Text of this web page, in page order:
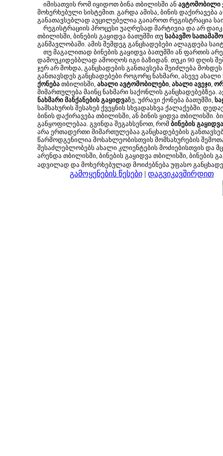
იმისათვის რომ იყიდოთ ბინა თბილისში ან ავტომობილი
მოხერხებული სისტემით. გარდა ამისა, ბინის დაქირავება
განათავსებლად აუცილებელია გაიაროთ რეგისტრაცია
რეგისტრაციის პროცესი უაღრესად მარტივია და არ
თბილისში, ბინების გაყიდვა ბათუმში თუ საბავშო
განმავლობაში. ამის შემდეგ განცხადებები ალაგდება
თუ მაგალითად ბინების გაყიდვა ბათუმში ან ფართის
დამოუკიდებბლად ამოიღოს იგი ბაზიდან. თუკი 90 დღის
ჯერ არ მოხდა, განცხადების განთავსება შეიძლება
განთავსდეს განცხადებები როგორც ნახმარი, ასევე
ქონება თბილისში, ახალი ავტომობილები, ახალი ავეჯი,
მიმართულება მაინც ნახმარი საქონლის
ნახმარი მანქანების გაყიდვაზე, უძრავი ქონება ბათუმში,
სამსახურის შესახებ ქვეყნის სხვადასხვა ქალაქებში.
ბინის დაქირავება თბილისში, ან ბინის ყიდვა თბილისში.
განყოფილებაა. გვინდა შეგახსენოთ, რომ ბინების
არა ერთადერთი მიმართულებაა განცხადებების
წარმოდგენილია მოსახლეობისთვის მომსახურების
შესაძლებლობებს ახალი კლიენტების მოძიებისთვის და
არენდა თბილისში, ბინების გაყიდვა თბილისში, ბინების
ადვილად და მოხერხებულად მოიძებნება უფასო
გამოყენების წესები| დაგვიკავშირდით